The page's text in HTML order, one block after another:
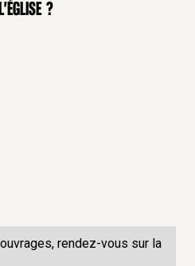
?
rendez-vous sur la